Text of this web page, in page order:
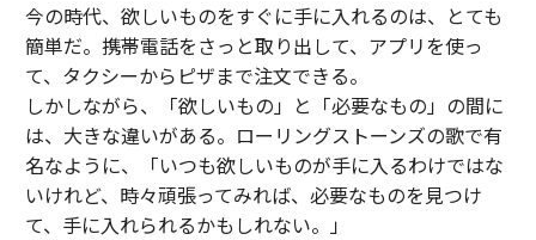
今の時代、欲しいものをすぐに手に入れるのは、とても
簡単だ。携帯電話をさっと取り出して、アプリを使っ
て、タクシーからピザまで注文できる。
しかしながら、「欲しいもの」と「必要なもの」の間に
は、大きな違いがある。ローリングストーンズの歌で有
名なように、「いつも欲しいものが手に入るわけではな
いけれど、時々頑張ってみれば、必要なものを見つけ
て、手に入れられるかもしれない。」